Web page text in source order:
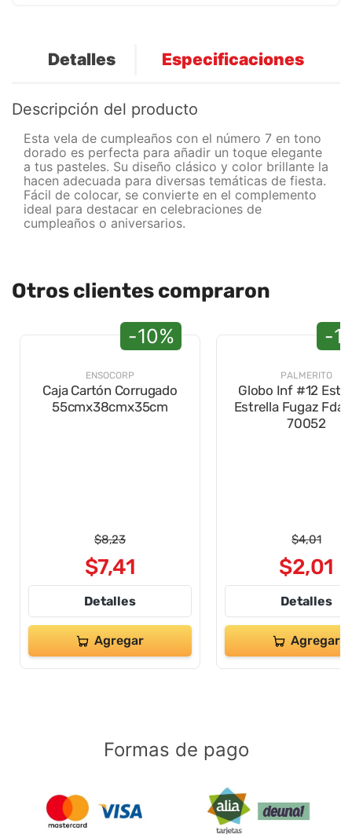
Detalles Especificaciones
Descripción del producto
Esta vela de cumpleaños con el número 7 en tono
dorado es perfecta para añadir un toque elegante
a tus pasteles. Su diseño clásico y color brillante la
hacen adecuada para diversas temáticas de fiesta.
Fácil de colocar, se convierte en el complemento
ideal para destacar en celebraciones de
cumpleaños o aniversarios.
Otros clientes compraron
-10%
Caja Cartón Corrugado
55cmx38cmx35cm
$8,23
$7,41
Detalles
-
Globo Inf #12
Estrella Fugaz
70052
$4,01
$2,01
Detalles
Formas de pago